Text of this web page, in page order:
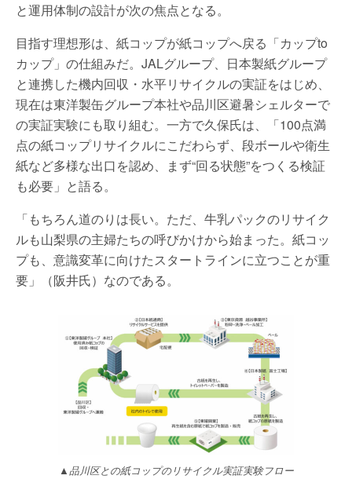
と運用体制の設計が次の焦点となる。
目指す理想形は、紙コップが紙コップへ戻る「カップto
カップ」の仕組みだ。JALグループ、日本製紙グループ
と連携した機内回収・水平リサイクルの実証をはじめ、
現在は東洋製缶グループ本社や品川区避暑シェルターで
の実証実験にも取り組む。一方で久保氏は、「100点満
点の紙コップリサイクルにこだわらず、段ボールや衛生
紙など多様な出口を認め、まず“回る状態”をつくる検証
も必要」と語る。
「もちろん道のりは長い。ただ、牛乳パックのリサイク
ルも山梨県の主婦たちの呼びかけから始まった。紙コッ
プも、意識変革に向けたスタートラインに立つことが重
要」（阪井氏）なのである。
▲品川区との紙コップのリサイクル実証実験フロー